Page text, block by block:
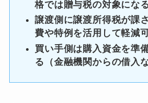
格では贈与税の対象にな
譲渡側に譲渡所得税が課
費や特例を活用して軽減
買い手側は購入資金を準
る（金融機関からの借入